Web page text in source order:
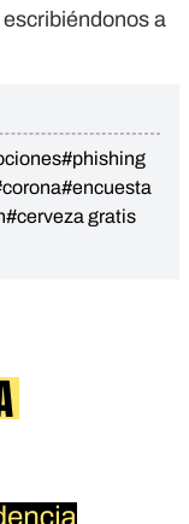
a
#phishing
#encuesta
#cerveza gratis